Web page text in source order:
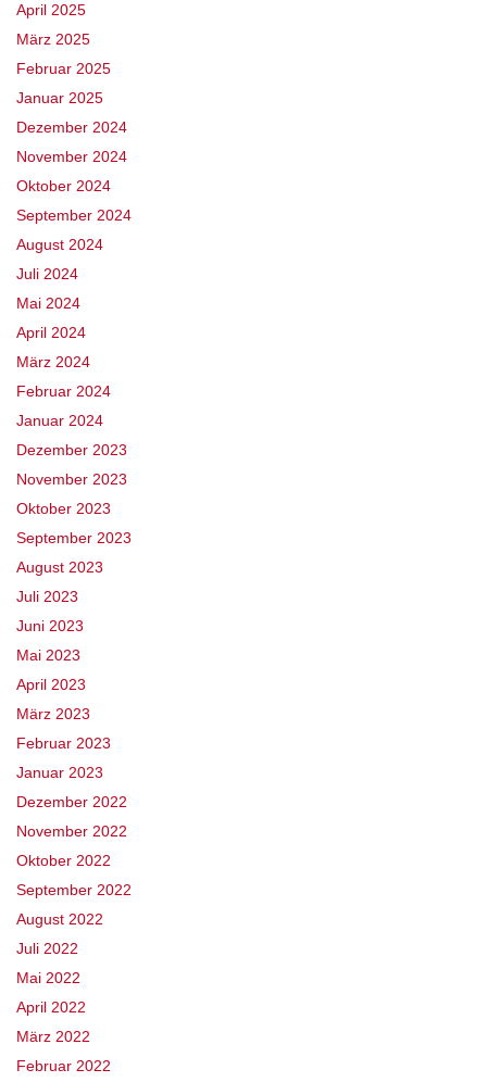
April 2025
März 2025
Februar 2025
Januar 2025
Dezember 2024
November 2024
Oktober 2024
September 2024
August 2024
Juli 2024
Mai 2024
April 2024
März 2024
Februar 2024
Januar 2024
Dezember 2023
November 2023
Oktober 2023
September 2023
August 2023
Juli 2023
Juni 2023
Mai 2023
April 2023
März 2023
Februar 2023
Januar 2023
Dezember 2022
November 2022
Oktober 2022
September 2022
August 2022
Juli 2022
Mai 2022
April 2022
März 2022
Februar 2022